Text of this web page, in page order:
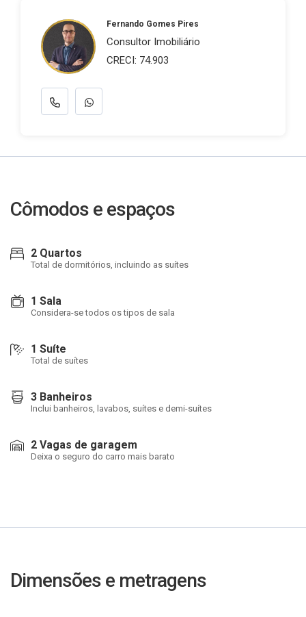
Fernando Gomes Pires
Consultor Imobiliário
CRECI: 74.903
Cômodos e espaços
2 Quartos
Total de dormitórios, incluindo as suítes
1 Sala
Considera-se todos os tipos de sala
1 Suíte
Total de suítes
3 Banheiros
Inclui banheiros, lavabos, suítes e demi-suítes
2 Vagas de garagem
Deixa o seguro do carro mais barato
Dimensões e metragens